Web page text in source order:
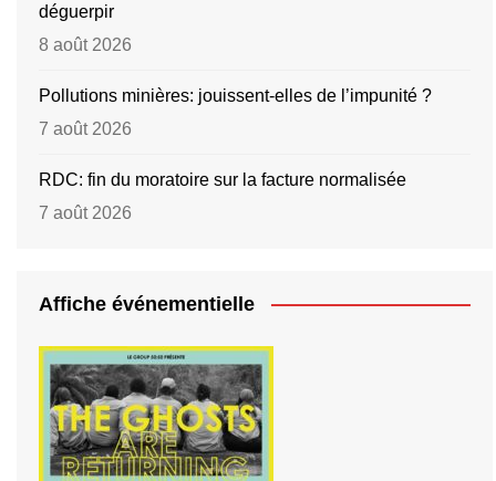
déguerpir
8 août 2026
Pollutions minières: jouissent-elles de l’impunité ?
7 août 2026
RDC: fin du moratoire sur la facture normalisée
7 août 2026
Affiche événementielle